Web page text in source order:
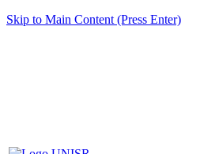
Skip to Main Content (Press Enter)